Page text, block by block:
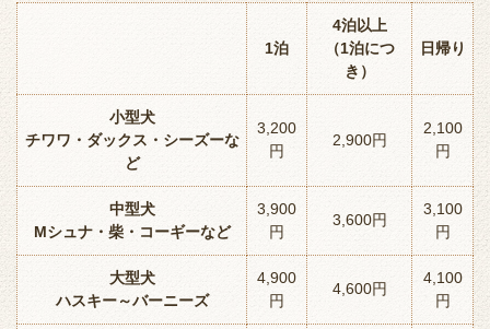
1泊
4泊以上
（1泊につ
き）
日帰り
小型犬
チワワ・ダックス・シーズーな
ど
3,200
円
2,900円
2,100
円
中型犬
Mシュナ・柴・コーギーなど
3,900
円
3,600円
3,100
円
大型犬
ハスキー～バーニーズ
4,900
円
4,600円
4,100
円